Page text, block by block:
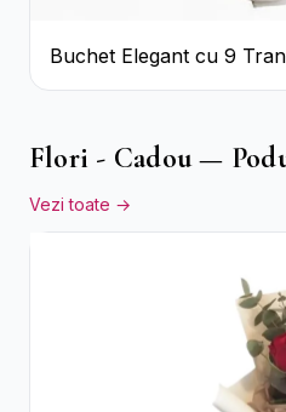
Buchet Elegant cu 9
Flori - Cadou —
Vezi toate →